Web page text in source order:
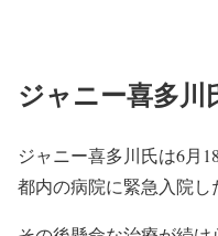
ジャニー喜多川
ジャニー喜多川氏は6月
都内の病院に緊急入院し